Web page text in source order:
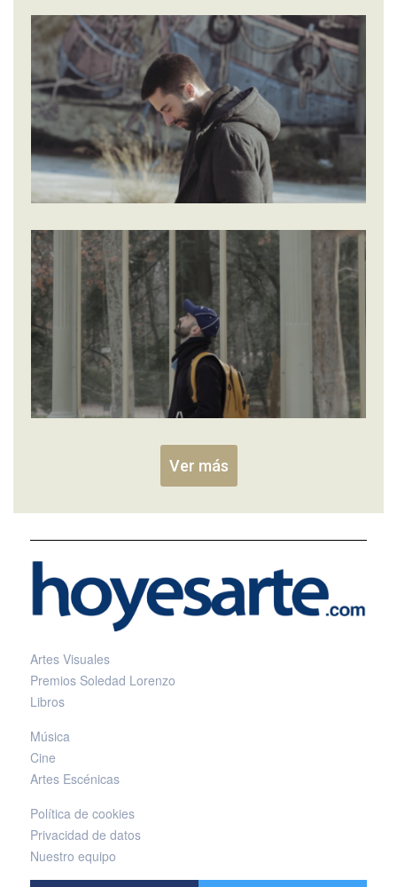
Ver más
Artes Visuales
Premios Soledad Lorenzo
Libros
Música
Cine
Artes Escénicas
Política de cookies
Privacidad de datos
Nuestro equipo